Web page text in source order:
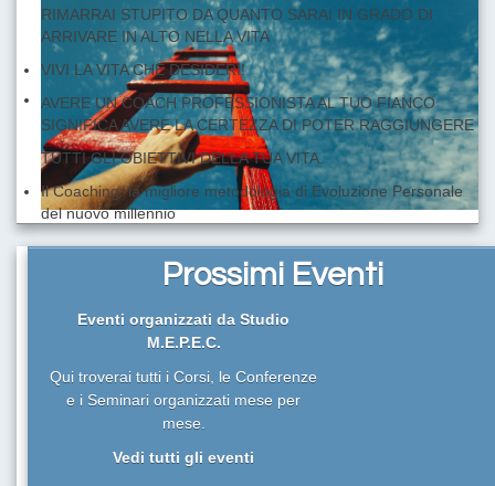
I LIMITI SONO SOLO QUELLI DELLA TUA IMMAGINAZIONE!
VUOI DAVVERO RAGGIUNGERE I TUOI OBIETTIVI?
RIMARRAI STUPITO DA QUANTO SARAI IN GRADO DI
RIMARRAI STUPITO DA QUANTO SARAI IN GRADO DI
ARRIVARE IN ALTO NELLA VITA
VIVI LA VITA CHE DESIDERI!
AVERE UN COACH PROFESSIONISTA AL TUO FIANCO
SIGNIFICA AVERE LA CERTEZZA DI POTER RAGGIUNGERE
TUTTI GLI OBIETTIVI DELLA TUA VITA.
Il Coaching: la migliore metodologia di Evoluzione Personale
del nuovo millennio
Prossimi Eventi
Eventi organizzati da Studio
M.E.P.E.C.
Qui troverai tutti i Corsi, le Conferenze
e i Seminari organizzati mese per
mese.
Vedi tutti gli eventi